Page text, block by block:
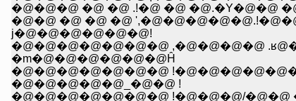
�@�@�@ �@ �@ .!�@ �@ �@.�Y�@�@
�@�@ �@ �@ �@
j�@�@�@�@�@�@!
�@�@�@�@�@�@�@ ,�@�@�@�@
�m�@�@�@�@�@�@Ĥ
�@�@�@�@�@�@�@
�@�@�@�@�@_�@�@ !
�@�@�@�@�@�@�@ !�@�@�@/